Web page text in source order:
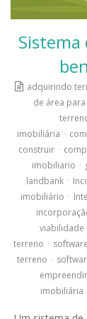
adquirindo
de área
imobiliária ·
construir ·
imobiliario ·
landbank ·
imobiliário ·
viabilidade
terreno ·
terreno ·
imobiliária